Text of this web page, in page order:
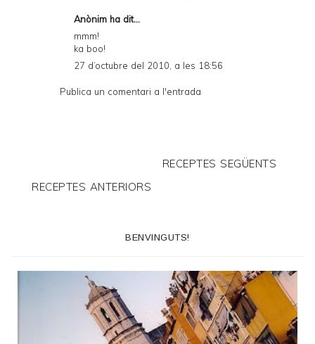
Anònim ha dit...
mmm!
ka boo!
27 d’octubre del 2010, a les 18:56
Publica un comentari a l'entrada
RECEPTES SEGÜENTS
RECEPTES ANTERIORS
BENVINGUTS!